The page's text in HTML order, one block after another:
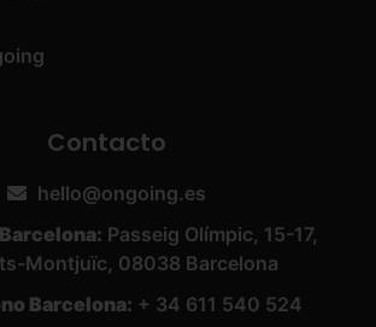
Contacto
hello@ongoing.es
Passeig Olímpic, 15-17,
Montjuïc, 08038 Barcelona
Barcelona: + 34 611 540 524